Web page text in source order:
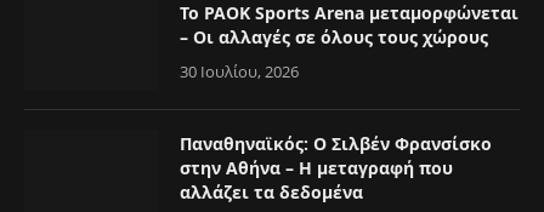
Το PAOK Sports Arena μεταμορφώνεται
– Οι αλλαγές σε όλους τους χώρους
30 Ιουλίου, 2026
Παναθηναϊκός: Ο Σιλβέν Φρανσίσκο
στην Αθήνα – Η μεταγραφή που
αλλάζει τα δεδομένα